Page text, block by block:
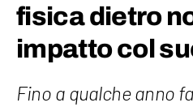
fisica dietro
impatto col
Fino a qualche anno